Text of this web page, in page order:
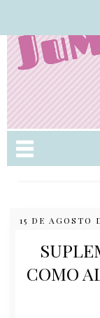
15 DE AGOSTO
COMO